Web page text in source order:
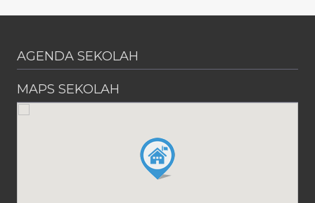
AGENDA SEKOLAH
MAPS SEKOLAH